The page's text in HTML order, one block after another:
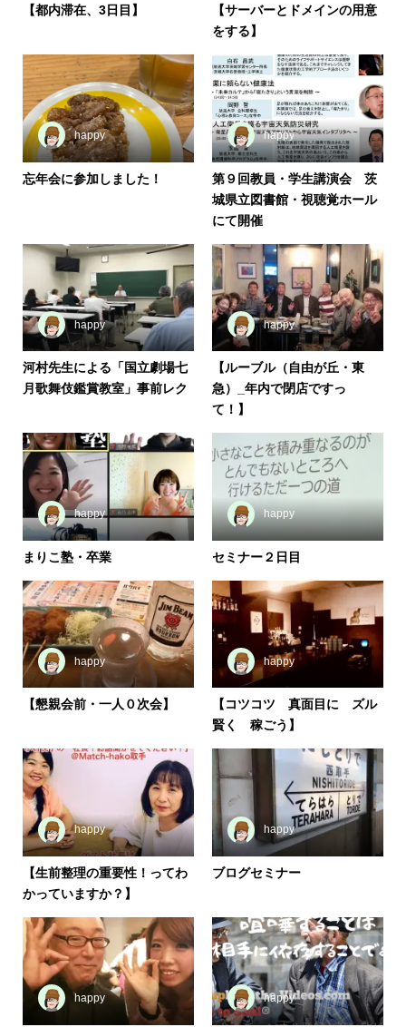
【都内滞在、3日目】
【サーバーとドメインの用意
をする】
happy
忘年会に参加しました！
happy
第９回教員・学生講演会 茨
城県立図書館・視聴覚ホール
にて開催
happy
河村先生による「国立劇場七
月歌舞伎鑑賞教室」事前レク
happy
【ルーブル（自由が丘・東
急）_年内で閉店ですっ
て！】
happy
まりこ塾・卒業
happy
セミナー２日目
happy
【懇親会前・一人０次会】
happy
【コツコツ 真面目に ズル
賢く 稼ごう】
happy
【生前整理の重要性！ってわ
かっていますか？】
happy
ブログセミナー
happy happy